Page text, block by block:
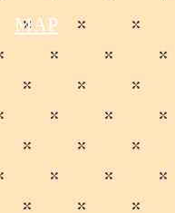
MAP